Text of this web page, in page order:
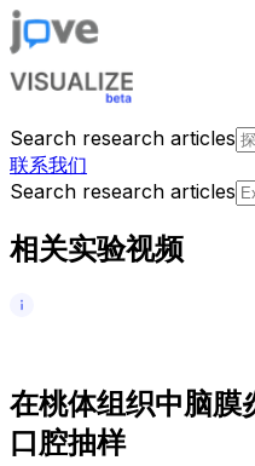
Search research articles
联系我们
Search research articles
相关实验视频
在桃体组织中脑膜
口腔抽样